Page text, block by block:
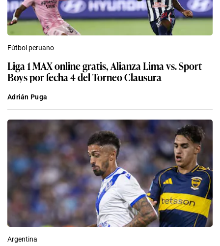
Fútbol peruano
Liga 1 MAX online gratis, Alianza Lima vs. Sport
Boys por fecha 4 del Torneo Clausura
Adrián Puga
Argentina